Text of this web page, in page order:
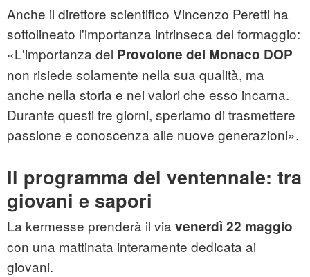
Anche il direttore scientifico Vincenzo Peretti ha
sottolineato l'importanza intrinseca del formaggio:
«L'importanza del Provolone del Monaco DOP
non risiede solamente nella sua qualità, ma
anche nella storia e nei valori che esso incarna.
Durante questi tre giorni, speriamo di trasmettere
passione e conoscenza alle nuove generazioni».
Il programma del ventennale: tra
giovani e sapori
La kermesse prenderà il via venerdì 22 maggio
con una mattinata interamente dedicata ai
giovani.